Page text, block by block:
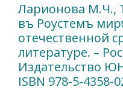
Ларионова М.Ч.,
въ Роустемъ
отечественной
литературе. –
Издательство
ISBN 978-5-4358-